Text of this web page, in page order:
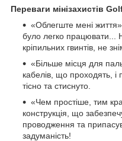
Переваги мінізахистів
«Облегште мені
було легко працювати...
кріпильних гвинтів, не
«Більше місця для
кабелів, що проходять, і
тісно та стиснуто.
«Чем простіше, тим
конструкція, що
проводження та
задуманість!